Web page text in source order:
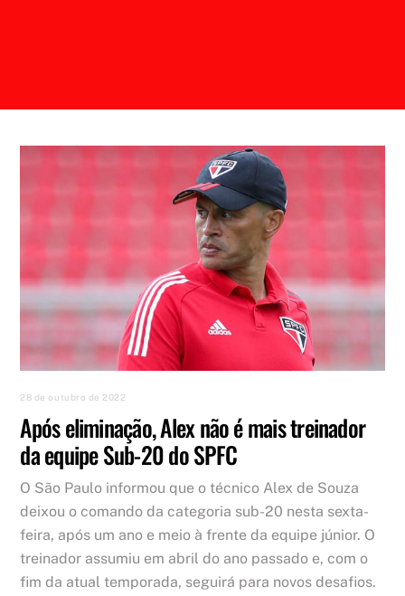
28 de outubro de 2022
Após eliminação, Alex não é mais treinador
da equipe Sub-20 do SPFC
O São Paulo informou que o técnico Alex de Souza
deixou o comando da categoria sub-20 nesta sexta-
feira, após um ano e meio à frente da equipe júnior. O
treinador assumiu em abril do ano passado e, com o
fim da atual temporada, seguirá para novos desafios.